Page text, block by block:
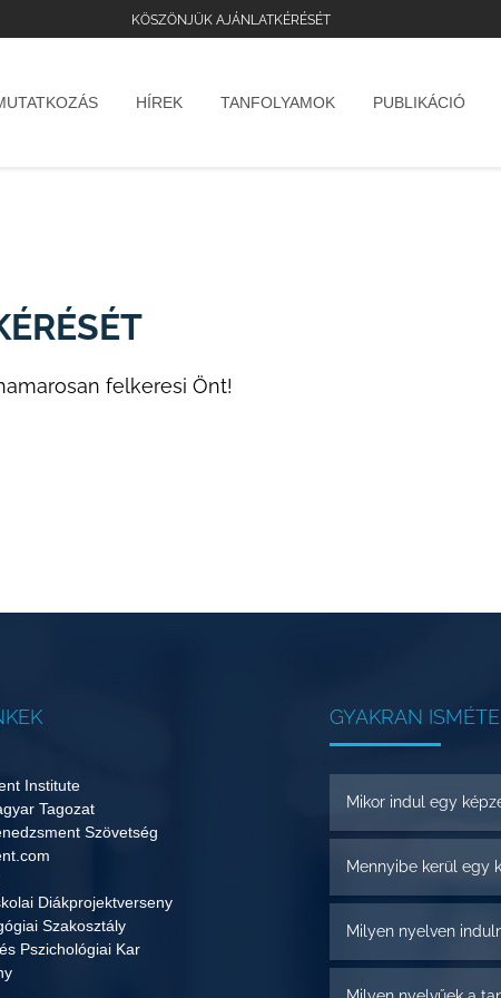
KÖSZÖNJÜK AJÁNLATKÉRÉSÉT
HÍREK TANFOLYAMOK PUBLIKÁCIÓ
felkeresi Önt!
Institute
Tagozat
Szövetség
Diákprojektverseny
Szakosztály
Pszichológiai Kar
GYAKRAN
Mikor indul egy
Mennyibe kerül egy
Milyen nyelven